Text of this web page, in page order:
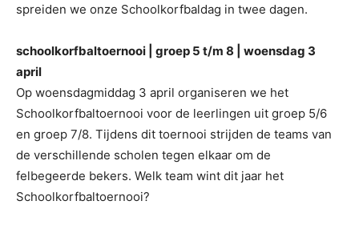
spreiden we onze Schoolkorfbaldag in twee dagen.
schoolkorfbaltoernooi | groep 5 t/m 8 | woensdag 3
april
Op woensdagmiddag 3 april organiseren we het
Schoolkorfbaltoernooi voor de leerlingen uit groep 5/6
en groep 7/8. Tijdens dit toernooi strijden de teams van
de verschillende scholen tegen elkaar om de
felbegeerde bekers. Welk team wint dit jaar het
Schoolkorfbaltoernooi?